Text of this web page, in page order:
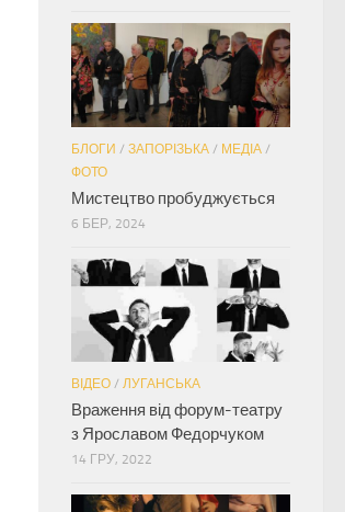
БЛОГИ / ЗАПОРІЗЬКА / МЕДІА /
ФОТО
Мистецтво пробуджується
6 БЕР, 2024
ВІДЕО / ЛУГАНСЬКА
Враження від форум-театру
з Ярославом Федорчуком
14 ГРУ, 2022